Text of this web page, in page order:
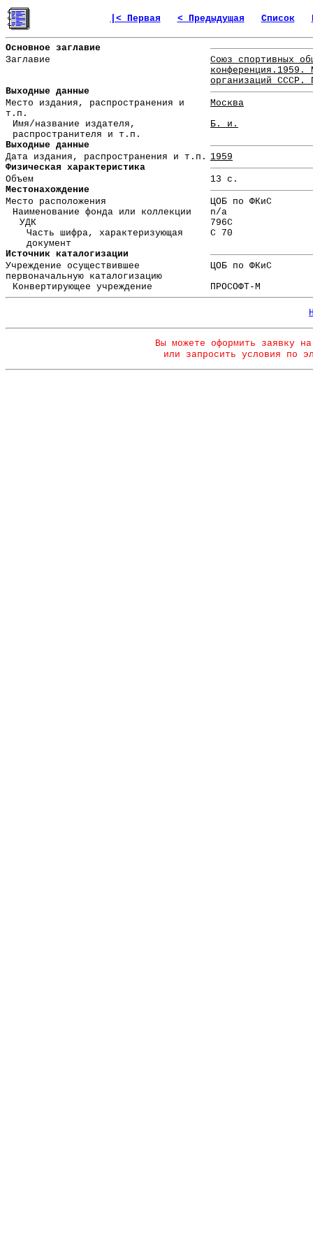
|< Первая < Предыдущая Список
Основное заглавие
Заглавие
Союз спортивных
конференция.1959.
организаций СССР.
Выходные данные
Место издания, распространения и
т.п.
Москва
Имя/название издателя,
распространителя и т.п.
Б. и.
Выходные данные
Дата издания, распространения и т.п. 1959
Физическая характеристика
Объем
13 с.
Местонахождение
Место расположения
ЦОБ по ФКиС
Наименование фонда или коллекции
n/a
УДК
796С
Часть шифра, характеризующая
документ
С 70
Источник каталогизации
Учреждение осуществившее
первоначальную каталогизацию
ЦОБ по ФКиС
Конвертирующее учреждение
ПРОСОФТ-М
Вы можете оформить заявку
или запросить условия по